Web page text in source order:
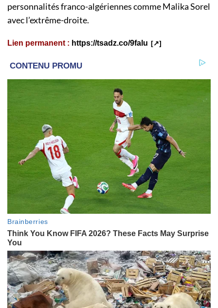
personnalités franco-algériennes comme Malika Sorel
avec l’extrême-droite.
Lien permanent : https://tsadz.co/9falu